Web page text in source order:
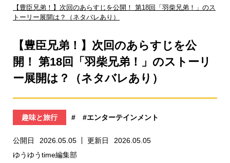
【豊臣兄弟！】次回のあらすじを公開！ 第18回「羽柴兄弟！」のス
トーリー展開は？（ネタバレあり）
【豊臣兄弟！】次回のあらすじを公
開！ 第18回「羽柴兄弟！」のストーリ
ー展開は？（ネタバレあり）
趣味と旅行 # #エンターテインメント
公開日 2026.05.05 更新日
2026.05.05
ゆうゆうtime編集部